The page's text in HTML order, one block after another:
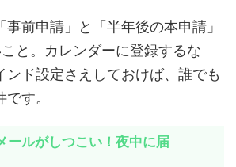
前申請」と「半年後の本申請」
と。カレンダーに登録するな
ンド設定さえしておけば、誰でも
す。
ールがしつこい！夜中に届